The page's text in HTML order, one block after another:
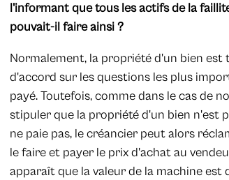
l'informant que tous les actifs de la
pouvait-il faire ainsi ?
Normalement, la propriété d'un bien
d'accord sur les questions les plus
payé. Toutefois, comme dans le cas de
stipuler que la propriété d'un bien n'est
ne paie pas, le créancier peut alors
le faire et payer le prix d'achat au
apparaît que la valeur de la machine est